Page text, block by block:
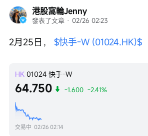
港股窩輪Jenny
發表了文章 · 02/26 02:23
2月25日， $快手-W (01024.HK)$
HK 01024 快手-W
64.750 -1.600 -2.41%
交易中 02/26 02:14